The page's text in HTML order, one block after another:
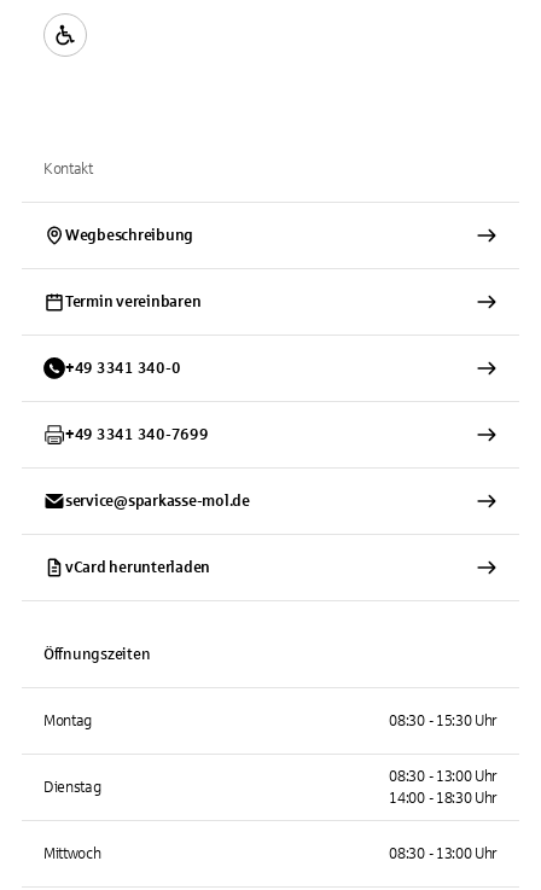
Kontakt
Wegbeschreibung
Termin vereinbaren
+49 3341 340-0
+49 3341 340-7699
service@sparkasse-mol.de
vCard herunterladen
Öffnungszeiten
Montag 08:30 - 15:30 Uhr
Dienstag
08:30 - 13:00 Uhr
14:00 - 18:30 Uhr
Mittwoch 08:30 - 13:00 Uhr